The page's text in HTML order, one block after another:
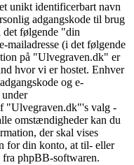
unikt identificerbart navn
adgangskode til brug
følgende "din
mailadresse (i det følgende
på "Ulvegraven.dk" er
hvor vi er hostet. Enhver
og e-
"Ulvegraven.dk"'s valg -
omstændigheder kan du
der skal vises
for din konto, at til- eller
fra phpBB-softwaren.